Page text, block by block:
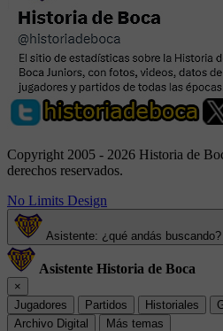
Copyright 2005 - 2026 Historia de
derechos reservados.
No Limits Design
Asistente: ¿qué andás buscando?
Asistente Historia de Boca
×
Jugadores
Partidos Historiales
Archivo Digital
Más temas